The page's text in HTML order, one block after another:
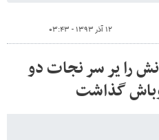
۱۲ آذر ۱۳۹۳ - ۰۳:۴۳
را یر سر نجات دو
گذاشت